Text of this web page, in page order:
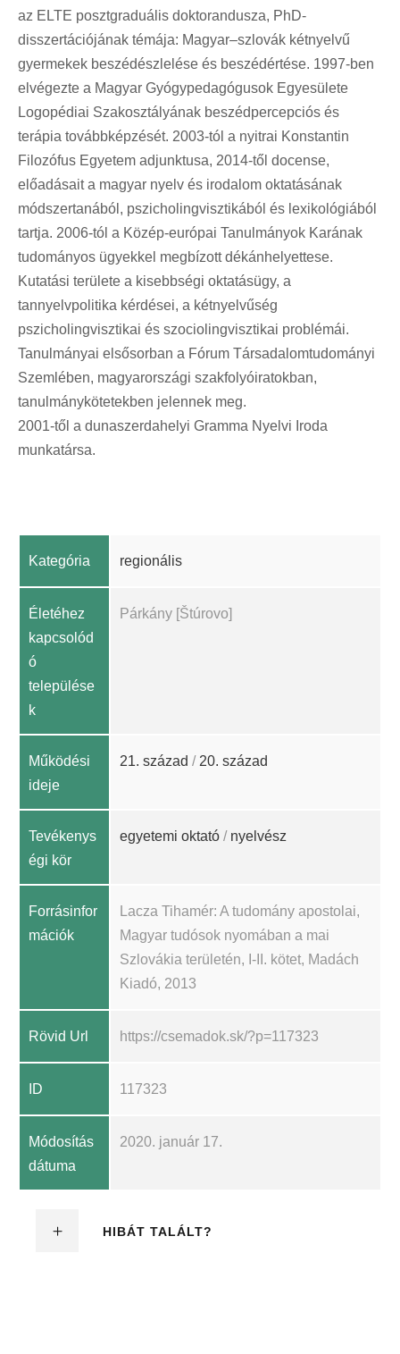
az ELTE posztgraduális doktorandusza, PhD-
disszertációjának témája: Magyar–szlovák kétnyelvű
gyermekek beszédészlelése és beszédértése. 1997-ben
elvégezte a Magyar Gyógypedagógusok Egyesülete
Logopédiai Szakosztályának beszédpercepciós és
terápia továbbképzését. 2003-tól a nyitrai Konstantin
Filozófus Egyetem adjunktusa, 2014-től docense,
előadásait a magyar nyelv és irodalom oktatásának
módszertanából, pszicholingvisztikából és lexikológiából
tartja. 2006-tól a Közép-európai Tanulmányok Karának
tudományos ügyekkel megbízott dékánhelyettese.
Kutatási területe a kisebbségi oktatásügy, a
tannyelvpolitika kérdései, a kétnyelvűség
pszicholingvisztikai és szociolingvisztikai problémái.
Tanulmányai elsősorban a Fórum Társadalomtudományi
Szemlében, magyarországi szakfolyóiratokban,
tanulmánykötetekben jelennek meg.
2001-től a dunaszerdahelyi Gramma Nyelvi Iroda
munkatársa.
Kategória regionális
Életéhez
kapcsolód
ó
települése
k
Párkány [Štúrovo]
Működési
ideje
21. század / 20. század
Tevékenys
égi kör
egyetemi oktató / nyelvész
Forrásinfor
mációk
Lacza Tihamér: A tudomány apostolai,
Magyar tudósok nyomában a mai
Szlovákia területén, I-II. kötet, Madách
Kiadó, 2013
Rövid Url https://csemadok.sk/?p=117323
ID 117323
Módosítás
dátuma
2020. január 17.
HIBÁT TALÁLT?